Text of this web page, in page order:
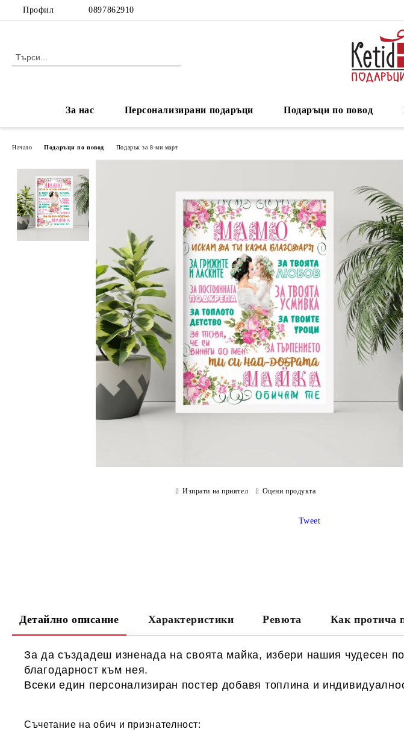
Профил 0897862910
За нас Персонализирани подаръци Подаръци по повод
Начало Подаръци по повод Подарък за 8-ми март
Изпрати на приятел Оцени продукта
Tweet
Детайлно описание Характеристики Ревюта Как протича
За да създадеш изненада на своята майка, избери нашия чудесен
благодарност към нея.
Всеки един персонализиран постер добавя топлина и
Съчетание на обич и признателност: